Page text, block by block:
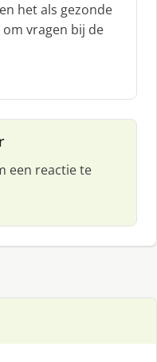
het als gezonde
om vragen bij de
een reactie te